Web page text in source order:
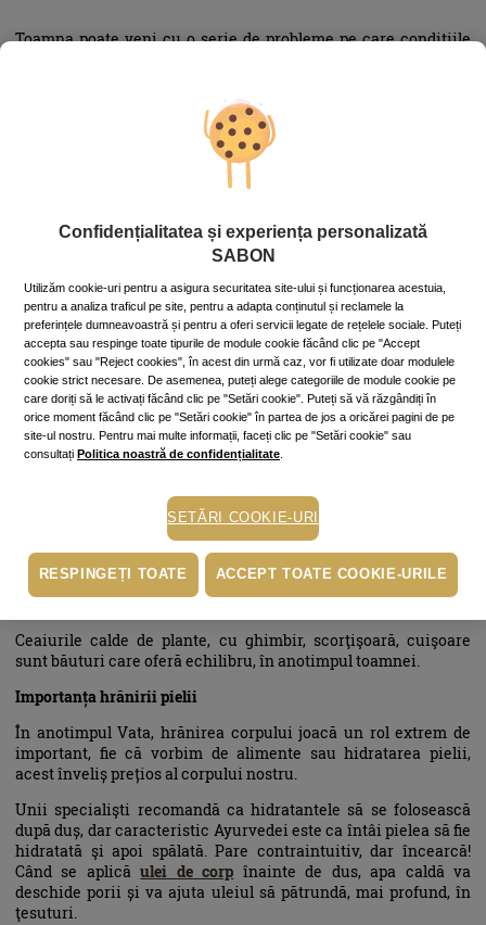
Toamna poate veni cu o serie de probleme pe care condiţiile
rigiditate articulară, nelinişte, nervozitate, insomnii.
Ayurveda ne învaţă arta de a cultiva
cum să ne menţinem echilibrul intern prin decizii sănătoase
În medicina ayurvedică, alimentele foarte hrănitoare fac parte
imunitar.
Așadar, dacă vara se recomandă consumul de alimente crude,
în stare cât mai naturală, în timpul sezonului rece e indicat,
mai degrabă, să se consume alimente gătite prin preparare
termică.
Supele, tocănițele, legumele şi fructelecoapte sunt ideale pe
timp de toamnă. Poţi alege şi un mic dejun cald, preparat din
cereale integrale (fulgi de ovăz, de orz) fierte şi aromatizate cu
Pentru că organismul are nevoie de mai multă căldură, odată
cu venirea frigului pot apărea pofte de alimente mai dulci, mai
sărate, mai acre şi mai picante. Budinca de orez cu scorţişoară
şi nucşoară, fructele calde la cuptor cu scorţişoară şi cuişoare
sunt deserturi hrănitoare pentru toamnă.
Ceaiurile calde de plante, cu ghimbir, scorţişoară, cuişoare
sunt băuturi care oferă echilibru, în anotimpul toamnei.
Importanța hrănirii pielii
În anotimpul Vata, hrănirea corpului joacă un rol extrem de
important, fie că vorbim de alimente sau hidratarea pielii,
acest înveliș prețios al corpului nostru.
Unii specialişti recomandă ca hidratantele să se folosească
după duș, dar caracteristic Ayurvedei este ca întâi pielea să fie
hidratată şi apoi spălată. Pare contraintuitiv, dar încearcă!
Când se aplicăulei de corp înainte de dus, apa caldă va
deschide porii și va ajuta uleiul să pătrundă, mai profund, în
ţesuturi.
Confidențialitatea și experiența personalizată
SABON
Utilizăm cookie-uri pentru a asigura securitatea site-ului și funcționarea acestuia,
pentru a analiza traficul pe site, pentru a adapta conținutul și reclamele la
preferințele dumneavoastră și pentru a oferi servicii legate de rețelele sociale. Puteți
accepta sau respinge toate tipurile de module cookie făcând clic pe "Accept
cookies" sau "Reject cookies", în acest din urmă caz, vor fi utilizate doar modulele
cookie strict necesare. De asemenea, puteți alege categoriile de module cookie pe
care doriți să le activați făcând clic pe "Setări cookie". Puteți să vă răzgândiți în
orice moment făcând clic pe "Setări cookie" în partea de jos a oricărei pagini de pe
site-ul nostru. Pentru mai multe informații, faceți clic pe "Setări cookie" sau
consultați Politica noastră de confidențialitate
SETĂRI COOKIE-URI
RESPINGEȚI TOATE ACCEPT TOATE COOKIE-URILE